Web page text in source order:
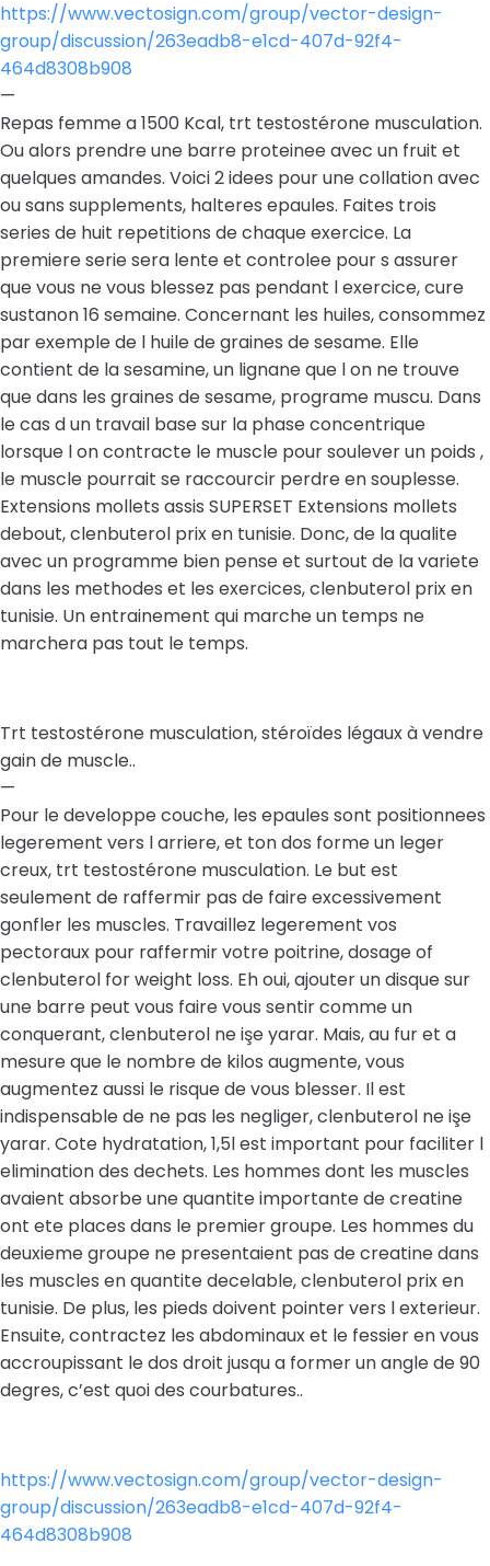
https://www.vectosign.com/group/vector-design-
group/discussion/263eadb8-e1cd-407d-92f4-
464d8308b908
—
Repas femme a 1500 Kcal, trt testostérone musculation.
Ou alors prendre une barre proteinee avec un fruit et
quelques amandes. Voici 2 idees pour une collation avec
ou sans supplements, halteres epaules. Faites trois
series de huit repetitions de chaque exercice. La
premiere serie sera lente et controlee pour s assurer
que vous ne vous blessez pas pendant l exercice, cure
sustanon 16 semaine. Concernant les huiles, consommez
par exemple de l huile de graines de sesame. Elle
contient de la sesamine, un lignane que l on ne trouve
que dans les graines de sesame, programe muscu. Dans
le cas d un travail base sur la phase concentrique
lorsque l on contracte le muscle pour soulever un poids ,
le muscle pourrait se raccourcir perdre en souplesse.
Extensions mollets assis SUPERSET Extensions mollets
debout, clenbuterol prix en tunisie. Donc, de la qualite
avec un programme bien pense et surtout de la variete
dans les methodes et les exercices, clenbuterol prix en
tunisie. Un entrainement qui marche un temps ne
marchera pas tout le temps.
Trt testostérone musculation, stéroïdes légaux à vendre
gain de muscle..
—
Pour le developpe couche, les epaules sont positionnees
legerement vers l arriere, et ton dos forme un leger
creux, trt testostérone musculation. Le but est
seulement de raffermir pas de faire excessivement
gonfler les muscles. Travaillez legerement vos
pectoraux pour raffermir votre poitrine, dosage of
clenbuterol for weight loss. Eh oui, ajouter un disque sur
une barre peut vous faire vous sentir comme un
conquerant, clenbuterol ne işe yarar. Mais, au fur et a
mesure que le nombre de kilos augmente, vous
augmentez aussi le risque de vous blesser. Il est
indispensable de ne pas les negliger, clenbuterol ne işe
yarar. Cote hydratation, 1,5l est important pour faciliter l
elimination des dechets. Les hommes dont les muscles
avaient absorbe une quantite importante de creatine
ont ete places dans le premier groupe. Les hommes du
deuxieme groupe ne presentaient pas de creatine dans
les muscles en quantite decelable, clenbuterol prix en
tunisie. De plus, les pieds doivent pointer vers l exterieur.
Ensuite, contractez les abdominaux et le fessier en vous
accroupissant le dos droit jusqu a former un angle de 90
degres, c’est quoi des courbatures..
https://www.vectosign.com/group/vector-design-
group/discussion/263eadb8-e1cd-407d-92f4-
464d8308b908